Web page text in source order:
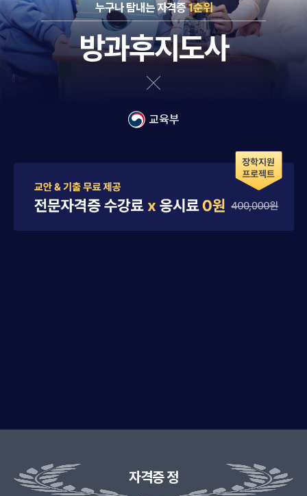
누구나 탐내는 자격증1순위
방과후지도사
교육부
자격증 정